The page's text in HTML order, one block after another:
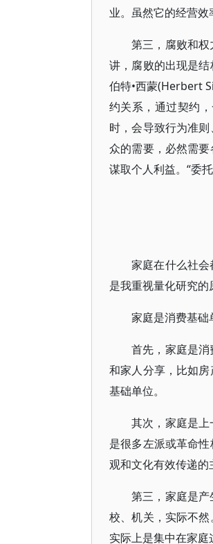
业。虽然它的经营效
第三，腐败和
讲，腐败的出现是
伯特•西蒙(Herbert
约关系，通过契约
时，会导致行为准
众的需要，必然需
谋取个人利益。“委
家庭在什么社
是我重视量化研究的
家庭是消费基
首先，家庭是
和家人分享，比如
基础单位。
其次，家庭是
是很多左派或革命
观和文化有效传递的
第三，家庭是
校、机关，实际不
实际上是集中在家庭